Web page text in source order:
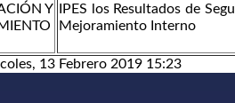
Y
IPES los Resultados de
Mejoramiento Interno
13 Febrero 2019 15:23